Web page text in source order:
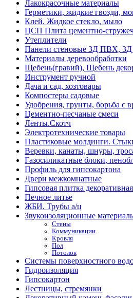
Лакокрасочные материалы
Герметики, жидкие гвозди,
Клей. Жидкое стекло, мыло
ЦСП Плита цементно-
Утеплители
Панели стеновые 3Д ПВХ,
Материалы деревообработки
Щебень(гравий), Щебень
Инструмент ручной
Дача и сад, хозтовары
Компостеры садовые
Удобрения, грунты, борьба с
Цементно-песчаные смеси
Ленты.Скотч
Электротехнические товары
Пластиковые молдинги.
Веревки, канаты, шнуры,
Газосиликатные блоки,
Профиль для гипсокартона
Двери межкомнатные
Гипсовая плитка декоративная
Печное литье
ЖБИ. Трубы а/ц
Звукоизоляционные
Стены
Коммуникации
Кровля
Пол
Потолок
Системы поверхностного
Гидроизоляция
Гипсокартон
Лестницы, стремянки